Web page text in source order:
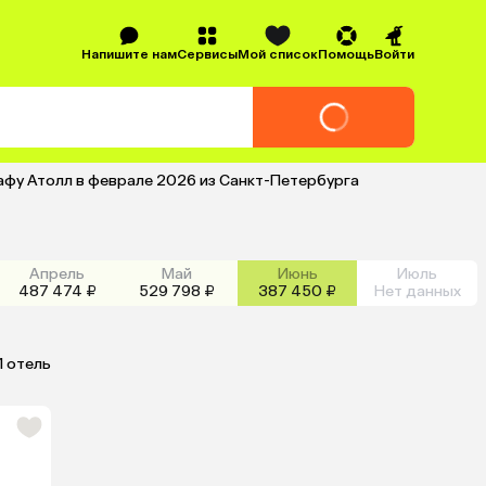
Напишите намСервисыМой списокПомощьВойти
Атолл в феврале 2026 из Санкт-Петербурга
Апрель
487 474 ₽
Май
529 798 ₽
Июнь
387 450 ₽
Июль
Нет данных
отель